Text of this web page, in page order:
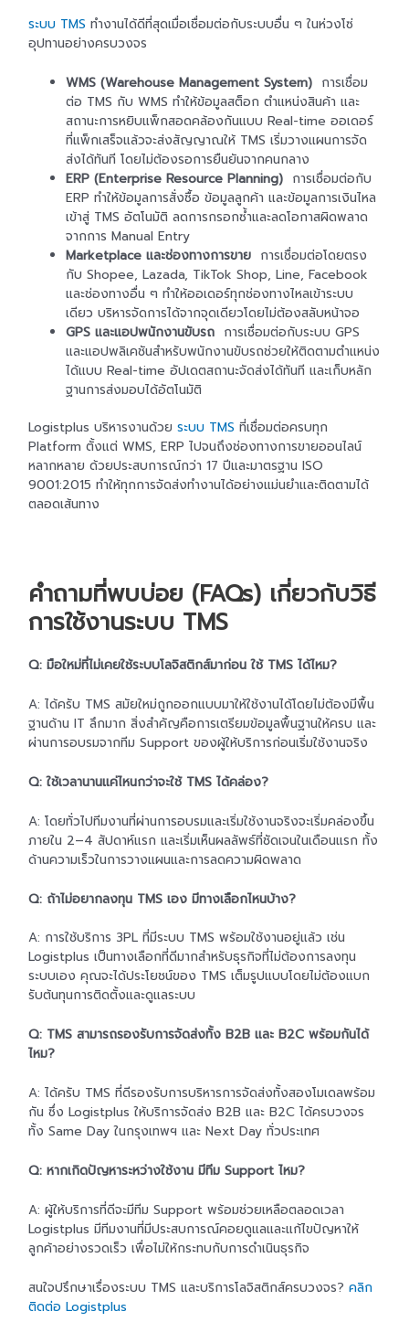
ระบบ TMS ทำงานได้ดีที่สุดเมื่อเชื่อมต่อกับระบบอื่น ๆ ในห่วงโซ่
อุปทานอย่างครบวงจร
WMS (Warehouse Management System) การเชื่อม
ต่อ TMS กับ WMS ทำให้ข้อมูลสต็อก ตำแหน่งสินค้า และ
สถานะการหยิบแพ็กสอดคล้องกันแบบ Real-time ออเดอร์
ที่แพ็กเสร็จแล้วจะส่งสัญญาณให้ TMS เริ่มวางแผนการจัด
ส่งได้ทันที โดยไม่ต้องรอการยืนยันจากคนกลาง
ERP (Enterprise Resource Planning) การเชื่อมต่อกับ
ERP ทำให้ข้อมูลการสั่งซื้อ ข้อมูลลูกค้า และข้อมูลการเงินไหล
เข้าสู่ TMS อัตโนมัติ ลดการกรอกซ้ำและลดโอกาสผิดพลาด
จากการ Manual Entry
Marketplace และช่องทางการขาย การเชื่อมต่อโดยตรง
กับ Shopee, Lazada, TikTok Shop, Line, Facebook
และช่องทางอื่น ๆ ทำให้ออเดอร์ทุกช่องทางไหลเข้าระบบ
เดียว บริหารจัดการได้จากจุดเดียวโดยไม่ต้องสลับหน้าจอ
GPS และแอปพนักงานขับรถ การเชื่อมต่อกับระบบ GPS
และแอปพลิเคชันสำหรับพนักงานขับรถช่วยให้ติดตามตำแหน่ง
ได้แบบ Real-time อัปเดตสถานะจัดส่งได้ทันที และเก็บหลัก
ฐานการส่งมอบได้อัตโนมัติ
Logistplus บริหารงานด้วย ระบบ TMS ที่เชื่อมต่อครบทุก
Platform ตั้งแต่ WMS, ERP ไปจนถึงช่องทางการขายออนไลน์
หลากหลาย ด้วยประสบการณ์กว่า 17 ปีและมาตรฐาน ISO
9001:2015 ทำให้ทุกการจัดส่งทำงานได้อย่างแม่นยำและติดตามได้
ตลอดเส้นทาง
คำถามที่พบบ่อย (FAQs) เกี่ยวกับวิธี
การใช้งานระบบ TMS
Q: มือใหม่ที่ไม่เคยใช้ระบบโลจิสติกส์มาก่อน ใช้ TMS ได้ไหม?
A: ได้ครับ TMS สมัยใหม่ถูกออกแบบมาให้ใช้งานได้โดยไม่ต้องมีพื้น
ฐานด้าน IT ลึกมาก สิ่งสำคัญคือการเตรียมข้อมูลพื้นฐานให้ครบ และ
ผ่านการอบรมจากทีม Support ของผู้ให้บริการก่อนเริ่มใช้งานจริง
Q: ใช้เวลานานแค่ไหนกว่าจะใช้ TMS ได้คล่อง?
A: โดยทั่วไปทีมงานที่ผ่านการอบรมและเริ่มใช้งานจริงจะเริ่มคล่องขึ้น
ภายใน 2–4 สัปดาห์แรก และเริ่มเห็นผลลัพธ์ที่ชัดเจนในเดือนแรก ทั้ง
ด้านความเร็วในการวางแผนและการลดความผิดพลาด
Q: ถ้าไม่อยากลงทุน TMS เอง มีทางเลือกไหนบ้าง?
A: การใช้บริการ 3PL ที่มีระบบ TMS พร้อมใช้งานอยู่แล้ว เช่น
Logistplus เป็นทางเลือกที่ดีมากสำหรับธุรกิจที่ไม่ต้องการลงทุน
ระบบเอง คุณจะได้ประโยชน์ของ TMS เต็มรูปแบบโดยไม่ต้องแบก
รับต้นทุนการติดตั้งและดูแลระบบ
Q: TMS สามารถรองรับการจัดส่งทั้ง B2B และ B2C พร้อมกันได้
ไหม?
A: ได้ครับ TMS ที่ดีรองรับการบริหารการจัดส่งทั้งสองโมเดลพร้อม
กัน ซึ่ง Logistplus ให้บริการจัดส่ง B2B และ B2C ได้ครบวงจร
ทั้ง Same Day ในกรุงเทพฯ และ Next Day ทั่วประเทศ
Q: หากเกิดปัญหาระหว่างใช้งาน มีทีม Support ไหม?
A: ผู้ให้บริการที่ดีจะมีทีม Support พร้อมช่วยเหลือตลอดเวลา
Logistplus มีทีมงานที่มีประสบการณ์คอยดูแลและแก้ไขปัญหาให้
ลูกค้าอย่างรวดเร็ว เพื่อไม่ให้กระทบกับการดำเนินธุรกิจ
สนใจปรึกษาเรื่องระบบ TMS และบริการโลจิสติกส์ครบวงจร?คลิก
ติดต่อ Logistplus